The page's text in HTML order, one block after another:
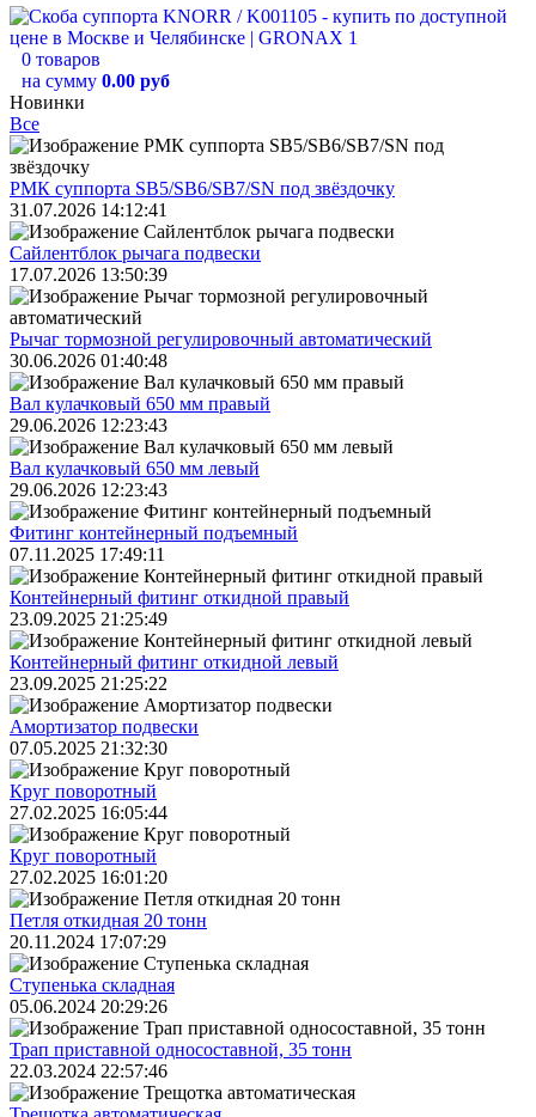
0 товаров
на сумму 0.00 руб
Новинки
Все
РМК суппорта SB5/SB6/SB7/SN под звёздочку
31.07.2026 14:12:41
Сайлентблок рычага подвески
17.07.2026 13:50:39
Рычаг тормозной регулировочный автоматический
30.06.2026 01:40:48
Вал кулачковый 650 мм правый
29.06.2026 12:23:43
Вал кулачковый 650 мм левый
29.06.2026 12:23:43
Фитинг контейнерный подъемный
07.11.2025 17:49:11
Контейнерный фитинг откидной правый
23.09.2025 21:25:49
Контейнерный фитинг откидной левый
23.09.2025 21:25:22
Амортизатор подвески
07.05.2025 21:32:30
Круг поворотный
27.02.2025 16:05:44
Круг поворотный
27.02.2025 16:01:20
Петля откидная 20 тонн
20.11.2024 17:07:29
Ступенька складная
05.06.2024 20:29:26
Трап приставной односоставной, 35 тонн
22.03.2024 22:57:46